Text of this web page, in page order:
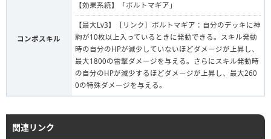
コンボスキル
【効果系統】「ボルトマギア」
【最大Lv3】［リンク］ボルトマギア：自分のデッキに神
駒が10枚以上入っているときに発動できる。スキル発動
時の自分のHPが減少していないほどダメージが上昇し、
最大1800の雷撃ダメージを与える。さらにスキル発動時
の自分のHPが減少するほどダメージが上昇し、最大260
0の特殊ダメージを与える。
関連リンク